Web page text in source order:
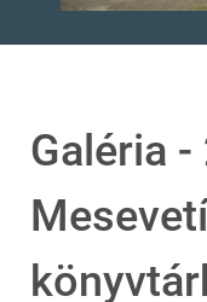
Galéria -